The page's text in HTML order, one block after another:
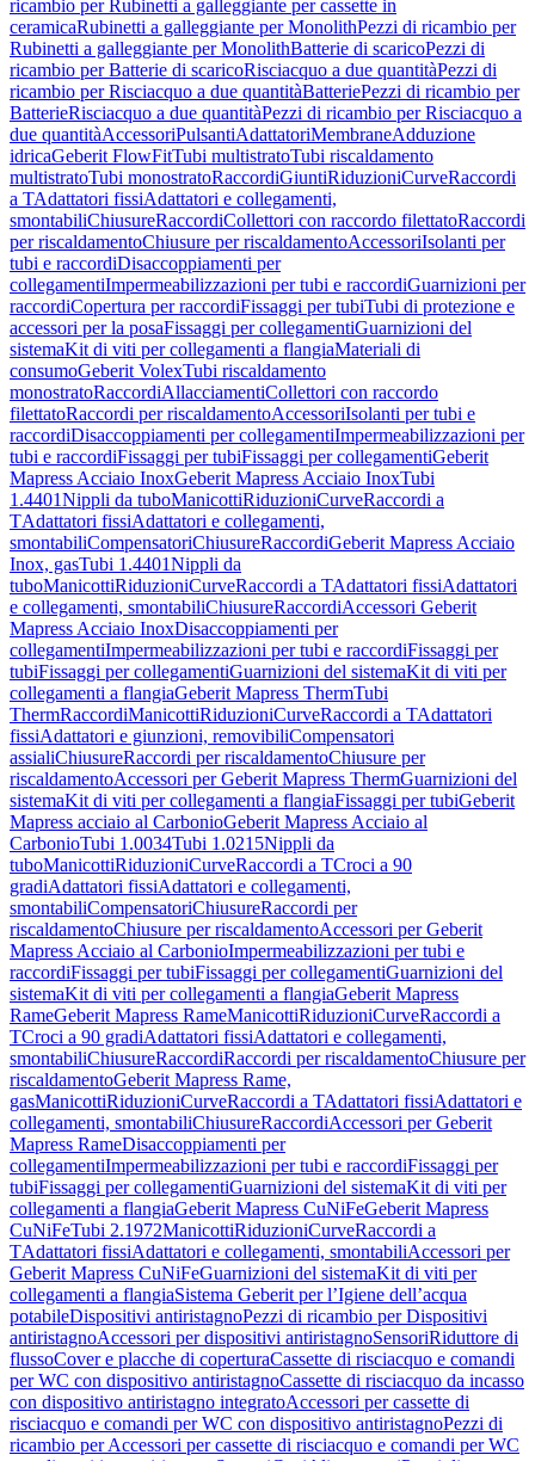
ricambio per Rubinetti a galleggiante per cassette in
ceramicaRubinetti a galleggiante per MonolithPezzi di ricambio per
Rubinetti a galleggiante per MonolithBatterie di scaricoPezzi di
ricambio per Batterie di scaricoRisciacquo a due quantitàPezzi di
ricambio per Risciacquo a due quantitàBatteriePezzi di ricambio per
BatterieRisciacquo a due quantitàPezzi di ricambio per Risciacquo a
due quantitàAccessoriPulsantiAdattatoriMembraneAdduzione
idricaGeberit FlowFitTubi multistratoTubi riscaldamento
multistratoTubi monostratoRaccordiGiuntiRiduzioniCurveRaccordi
a TAdattatori fissiAdattatori e collegamenti,
smontabiliChiusureRaccordiCollettori con raccordo filettatoRaccordi
per riscaldamentoChiusure per riscaldamentoAccessoriIsolanti per
tubi e raccordiDisaccoppiamenti per
collegamentiImpermeabilizzazioni per tubi e raccordiGuarnizioni per
raccordiCopertura per raccordiFissaggi per tubiTubi di protezione e
accessori per la posaFissaggi per collegamentiGuarnizioni del
sistemaKit di viti per collegamenti a flangiaMateriali di
consumoGeberit VolexTubi riscaldamento
monostratoRaccordiAllacciamentiCollettori con raccordo
filettatoRaccordi per riscaldamentoAccessoriIsolanti per tubi e
raccordiDisaccoppiamenti per collegamentiImpermeabilizzazioni per
tubi e raccordiFissaggi per tubiFissaggi per collegamentiGeberit
Mapress Acciaio InoxGeberit Mapress Acciaio InoxTubi
1.4401Nippli da tuboManicottiRiduzioniCurveRaccordi a
TAdattatori fissiAdattatori e collegamenti,
smontabiliCompensatoriChiusureRaccordiGeberit Mapress Acciaio
Inox, gasTubi 1.4401Nippli da
tuboManicottiRiduzioniCurveRaccordi a TAdattatori fissiAdattatori
e collegamenti, smontabiliChiusureRaccordiAccessori Geberit
Mapress Acciaio InoxDisaccoppiamenti per
collegamentiImpermeabilizzazioni per tubi e raccordiFissaggi per
tubiFissaggi per collegamentiGuarnizioni del sistemaKit di viti per
collegamenti a flangiaGeberit Mapress ThermTubi
ThermRaccordiManicottiRiduzioniCurveRaccordi a TAdattatori
fissiAdattatori e giunzioni, removibiliCompensatori
assialiChiusureRaccordi per riscaldamentoChiusure per
riscaldamentoAccessori per Geberit Mapress ThermGuarnizioni del
sistemaKit di viti per collegamenti a flangiaFissaggi per tubiGeberit
Mapress acciaio al CarbonioGeberit Mapress Acciaio al
CarbonioTubi 1.0034Tubi 1.0215Nippli da
tuboManicottiRiduzioniCurveRaccordi a TCroci a 90
gradiAdattatori fissiAdattatori e collegamenti,
smontabiliCompensatoriChiusureRaccordi per
riscaldamentoChiusure per riscaldamentoAccessori per Geberit
Mapress Acciaio al CarbonioImpermeabilizzazioni per tubi e
raccordiFissaggi per tubiFissaggi per collegamentiGuarnizioni del
sistemaKit di viti per collegamenti a flangiaGeberit Mapress
RameGeberit Mapress RameManicottiRiduzioniCurveRaccordi a
TCroci a 90 gradiAdattatori fissiAdattatori e collegamenti,
smontabiliChiusureRaccordiRaccordi per riscaldamentoChiusure per
riscaldamentoGeberit Mapress Rame,
gasManicottiRiduzioniCurveRaccordi a TAdattatori fissiAdattatori e
collegamenti, smontabiliChiusureRaccordiAccessori per Geberit
Mapress RameDisaccoppiamenti per
collegamentiImpermeabilizzazioni per tubi e raccordiFissaggi per
tubiFissaggi per collegamentiGuarnizioni del sistemaKit di viti per
collegamenti a flangiaGeberit Mapress CuNiFeGeberit Mapress
CuNiFeTubi 2.1972ManicottiRiduzioniCurveRaccordi a
TAdattatori fissiAdattatori e collegamenti, smontabiliAccessori per
Geberit Mapress CuNiFeGuarnizioni del sistemaKit di viti per
collegamenti a flangiaSistema Geberit per l’Igiene dell’acqua
potabileDispositivi antiristagnoPezzi di ricambio per Dispositivi
antiristagnoAccessori per dispositivi antiristagnoSensoriRiduttore di
flussoCover e placche di coperturaCassette di risciacquo e comandi
per WC con dispositivo antiristagnoCassette di risciacquo da incasso
con dispositivo antiristagno integratoAccessori per cassette di
risciacquo e comandi per WC con dispositivo antiristagnoPezzi di
ricambio per Accessori per cassette di risciacquo e comandi per WC